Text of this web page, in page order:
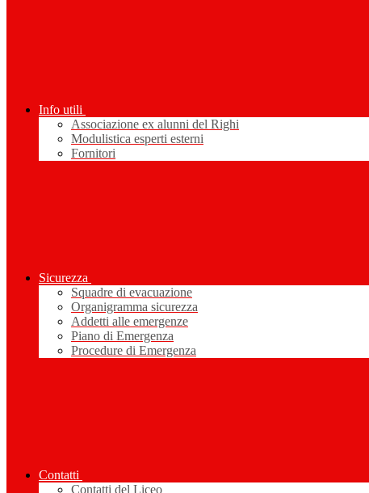
Info utili
Associazione ex alunni del Righi
Modulistica esperti esterni
Fornitori
Sicurezza
Squadre di evacuazione
Organigramma sicurezza
Addetti alle emergenze
Piano di Emergenza
Procedure di Emergenza
Contatti
Contatti del Liceo